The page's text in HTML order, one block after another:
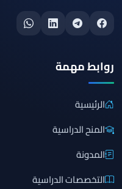
روابط مهمة
الرئيسية
المنح الدراسية
المدونة
التخصصات الدراسية